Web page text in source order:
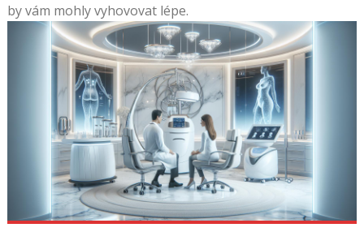
by vám mohly vyhovovat lépe.